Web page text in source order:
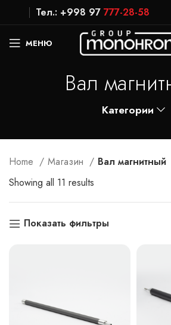
Тел.: +998 97 777-28-58
МЕНЮ
Вал
Категории
Home Магазин
Вал магнитный
Showing all 11 results
Показать фильтры